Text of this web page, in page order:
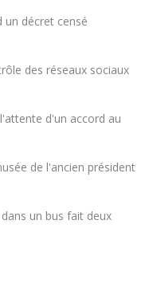
un décret censé
des réseaux sociaux
d'un accord au
de l'ancien président
un bus fait deux